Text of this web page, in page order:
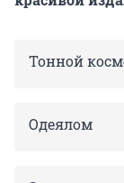
Тонной
Одеялом